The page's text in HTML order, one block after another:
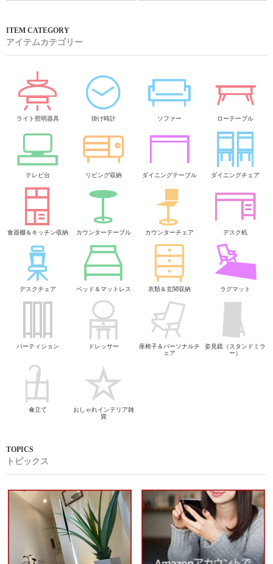
アイテムカテゴリー
ライト照明器具 掛け時計 ソファー ローテーブル
テレビ台 リビング収納 ダイニングテーブル ダイニングチェア
食器棚＆キッチン収納 カウンターテーブル カウンターチェア デスク机
デスクチェア ベッド＆マットレス 衣類＆玄関収納 ラグマット
パーティション ドレッサー
座椅子＆パーソナルチ
ェア
姿見鏡（スタンドミラ
ー）
傘立て
おしゃれインテリア雑
貨
トピックス